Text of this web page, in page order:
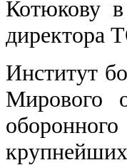
Котюкову
Институт
Мирового